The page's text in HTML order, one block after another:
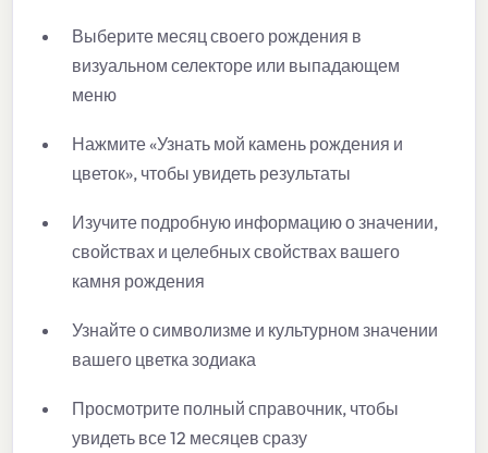
Выберите месяц своего рождения в
визуальном селекторе или выпадающем
меню
Нажмите «Узнать мой камень рождения и
цветок», чтобы увидеть результаты
Изучите подробную информацию о значении,
свойствах и целебных свойствах вашего
камня рождения
Узнайте о символизме и культурном значении
вашего цветка зодиака
Просмотрите полный справочник, чтобы
увидеть все 12 месяцев сразу